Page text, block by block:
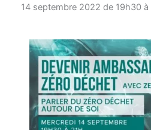
14 septembre 2022 de 19h30à